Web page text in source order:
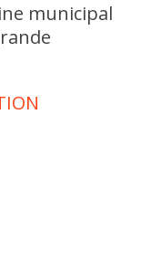
municipal